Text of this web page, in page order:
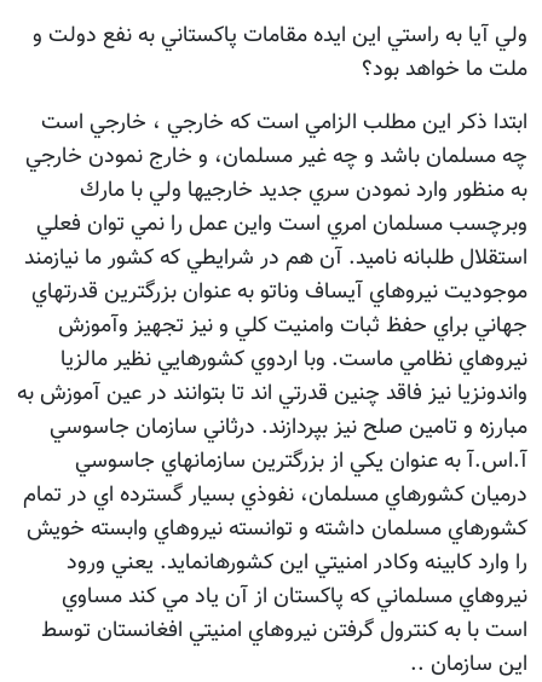
ولي آيا به راستي اين ايده مقامات پاكستاني به نفع دولت و
ملت ما خواهد بود؟
ابتدا ذكر اين مطلب الزامي است كه خارجي ، خارجي است
چه مسلمان باشد و چه غير مسلمان، و خارج نمودن خارجي
به منظور وارد نمودن سري جديد خارجيها ولي با مارك
وبرچسب مسلمان امري است واين عمل را نمي توان فعلي
استقلال طلبانه ناميد. آن هم در شرايطي كه كشور ما نيازمند
موجوديت نيروهاي آيساف وناتو به عنوان بزرگترين قدرتهاي
جهاني براي حفظ ثبات وامنيت كلي و نيز تجهيز وآموزش
نيروهاي نظامي ماست. وبا اردوي كشورهايي نظير مالزيا
واندونزيا نيز فاقد چنين قدرتي اند تا بتوانند در عين آموزش به
مبارزه و تامين صلح نيز بپردازند. درثاني سازمان جاسوسي
آ.اس.آ به عنوان يكي از بزرگترين سازمانهاي جاسوسي
درميان كشورهاي مسلمان، نفوذي بسيار گسترده اي در تمام
كشورهاي مسلمان داشته و توانسته نيروهاي وابسته خويش
را وارد كابينه وكادر امنيتي اين كشورهانمايد. يعني ورود
نيروهاي مسلماني كه پاكستان از آن ياد مي كند مساوي
است با به كنترول گرفتن نيروهاي امنيتي افغانستان توسط
اين سازمان ..